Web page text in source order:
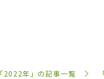
「2022年」の記事一覧